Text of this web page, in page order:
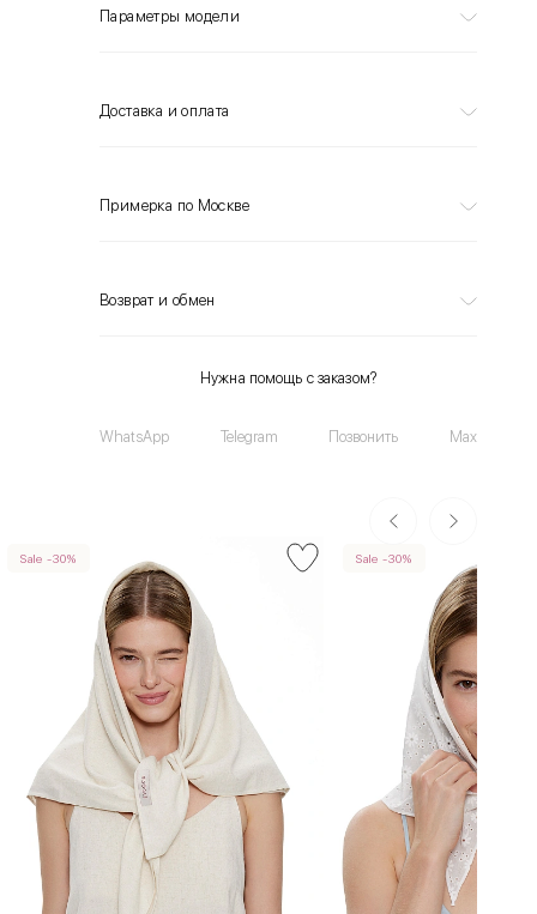
Параметры модели
Доставка и оплата
Примерка по Москве
Возврат и обмен
Нужна помощь с заказом?
WhatsApp Telegram Позвонить Max
Sale -30% Sale -30%